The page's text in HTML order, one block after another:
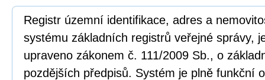
Registr územní identifikace, adres a
systému základních registrů veřejné správy,
upraveno zákonem č. 111/2009 Sb., o
pozdějších předpisů. Systém je plně funkční